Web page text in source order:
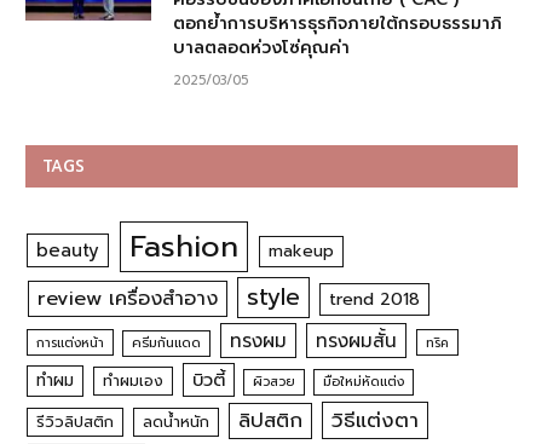
ตอกย้ำการบริหารธุรกิจภายใต้กรอบธรรมาภิ
บาลตลอดห่วงโซ่คุณค่า
2025/03/05
TAGS
beauty Fashion makeup
review เครื่องสำอาง style trend 2018
การแต่งหน้า ครีมกันแดด ทรงผม ทรงผมสั้น ทริค
ทำผม ทำผมเอง บิวตี้ ผิวสวย มือใหม่หัดแต่ง
รีวิวลิปสติก ลดน้ำหนัก ลิปสติก
วิธีแต่งตา